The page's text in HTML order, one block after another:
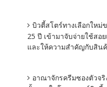
บิวตี้สโตร์ทางเลือกใหม่
25 ปี เข้ามาจับจ่ายใช้สอ
และให้ความสำคัญกับสินค้
อาณาจักรครีมซองตัวจริ